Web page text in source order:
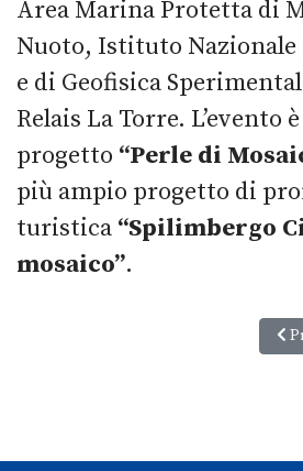
Area Marina Protetta di
Nuoto, Istituto Nazionale
e di Geofisica
Relais La Torre. L’evento
progetto “Perle di
più ampio progetto di
turistica “Spilimbergo
mosaico”.